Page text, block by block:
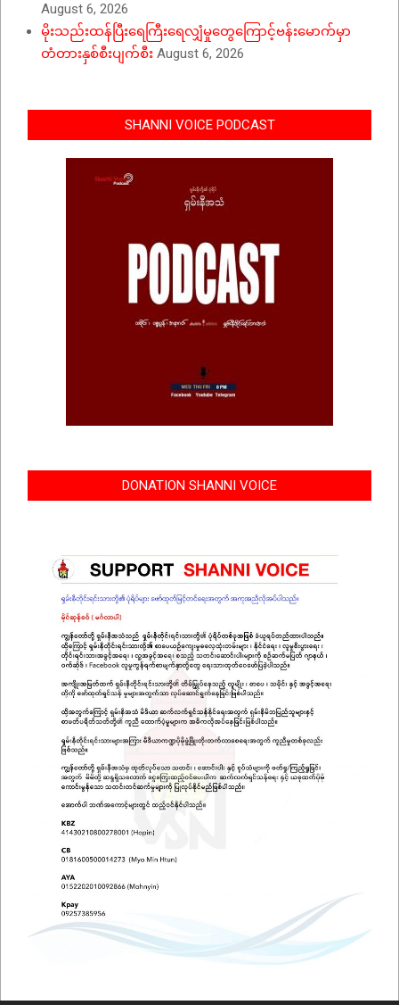
August 6, 2026
မိုးသည်းထန်ပြီးရေကြီးရေလျှံမှုတွေကြောင့်ဗန်းမောက်မှာ
တံတားနှစ်စီးပျက်စီး August 6, 2026
SHANNI VOICE PODCAST
DONATION SHANNI VOICE